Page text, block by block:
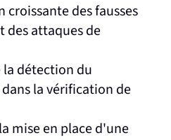
croissante des fausses
des attaques de
détection du
la vérification de
mise en place d'une